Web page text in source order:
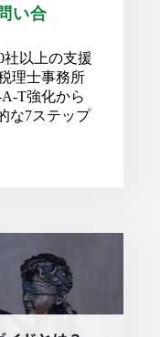
い合
社以上の支援
理士事務所
T強化から
な7ステップ